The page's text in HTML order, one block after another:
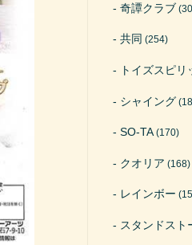
奇譚クラブ
共同 (254)
トイズスピリ
シャイング
SO-TA(170)
クオリア (168)
レインボー
スタンドスト